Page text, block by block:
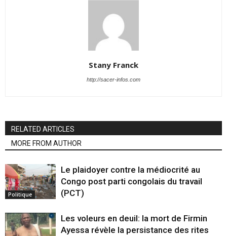
Stany Franck
http://sacer-infos.com
RELATED ARTICLES
MORE FROM AUTHOR
Politique
Le plaidoyer contre la médiocrité au
Congo post parti congolais du travail
(PCT)
Les voleurs en deuil: la mort de Firmin
Ayessa révèle la persistance des rites